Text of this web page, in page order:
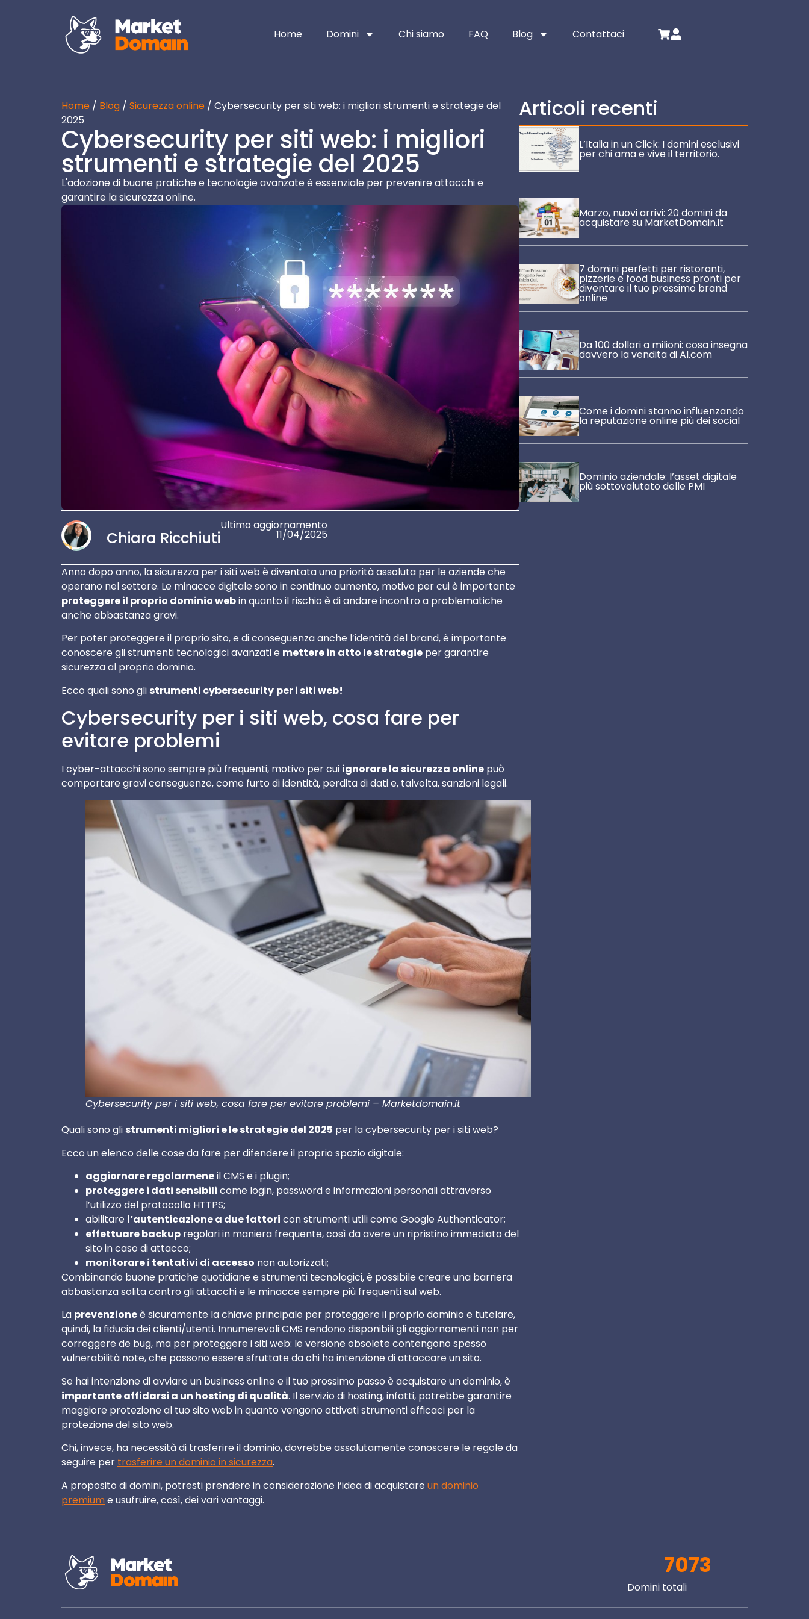
Home Domini Chi siamo FAQ Blog Contattaci
Home / Blog / Sicurezza online / Cybersecurity per siti web: i migliori strumenti e strategie del
2025
Cybersecurity per siti web: i migliori
strumenti e strategie del 2025
L'adozione di buone pratiche e tecnologie avanzate è essenziale per prevenire attacchi e
garantire la sicurezza online.
Chiara Ricchiuti
Ultimo aggiornamento
11/04/2025
Anno dopo anno, la sicurezza per i siti web è diventata una priorità assoluta per le aziende che
operano nel settore. Le minacce digitale sono in continuo aumento, motivo per cui è importante
proteggere il proprio dominio webin quanto il rischio è di andare incontro a problematiche
anche abbastanza gravi.
Per poter proteggere il proprio sito, e di conseguenza anche l’identità del brand, è importante
conoscere gli strumenti tecnologici avanzati e mettere in atto le strategie per garantire
sicurezza al proprio dominio.
Ecco quali sono gli strumenti cybersecurity per i siti web!
Cybersecurity per i siti web, cosa fare per
evitare problemi
I cyber-attacchi sono sempre più frequenti, motivo per cui ignorare la sicurezza online può
comportare gravi conseguenze, come furto di identità, perdita di dati e, talvolta, sanzioni legali.
Cybersecurity per i siti web, cosa fare per evitare problemi – Marketdomain.it
Quali sono gli strumenti migliori e le strategie del 2025 per la cybersecurity per i siti web?
Ecco un elenco delle cose da fare per difendere il proprio spazio digitale:
aggiornare regolarmeneil CMS e i plugin;
proteggere i dati sensibili come login, password e informazioni personali attraverso
l’utilizzo del protocollo HTTPS;
abilitare l’autenticazione a due fattori con strumenti utili come Google Authenticator;
effettuare backup regolari in maniera frequente, così da avere un ripristino immediato del
sito in caso di attacco;
monitorare i tentativi di accesso non autorizzati;
Combinando buone pratiche quotidiane e strumenti tecnologici, è possibile creare una barriera
abbastanza solita contro gli attacchi e le minacce sempre più frequenti sul web.
La prevenzioneè sicuramente la chiave principale per proteggere il proprio dominio e tutelare,
quindi, la fiducia dei clienti/utenti. Innumerevoli CMS rendono disponibili gli aggiornamenti non per
correggere de bug, ma per proteggere i siti web: le versione obsolete contengono spesso
vulnerabilità note, che possono essere sfruttate da chi ha intenzione di attaccare un sito.
Se hai intenzione di avviare un business online e il tuo prossimo passo è acquistare un dominio, è
importante affidarsi a un hosting di qualità. Il servizio di hosting, infatti, potrebbe garantire
maggiore protezione al tuo sito web in quanto vengono attivati strumenti efficaci per la
protezione del sito web.
Chi, invece, ha necessità di trasferire il dominio, dovrebbe assolutamente conoscere le regole da
seguire per trasferire un dominio in sicurezza.
A proposito di domini, potresti prendere in considerazione l’idea di acquistare un dominio
premiume usufruire, così, dei vari vantaggi.
Articoli recenti
L’Italia in un Click: I domini esclusivi
per chi ama e vive il territorio.
Marzo, nuovi arrivi: 20 domini da
acquistare su MarketDomain.it
7 domini perfetti per ristoranti,
pizzerie e food business pronti per
diventare il tuo prossimo brand
online
Da 100 dollari a milioni: cosa insegna
davvero la vendita di AI.com
Come i domini stanno influenzando
la reputazione online più dei social
Dominio aziendale: l’asset digitale
più sottovalutato delle PMI
7073
Domini totali